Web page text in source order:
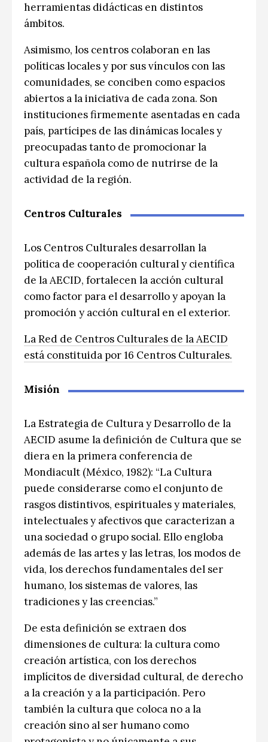
herramientas didácticas en distintos
ámbitos.
Asimismo, los centros colaboran en las
políticas locales y por sus vínculos con las
comunidades, se conciben como espacios
abiertos a la iniciativa de cada zona. Son
instituciones firmemente asentadas en cada
país, partícipes de las dinámicas locales y
preocupadas tanto de promocionar la
cultura española como de nutrirse de la
actividad de la región.
Centros Culturales
Los Centros Culturales desarrollan la
política de cooperación cultural y científica
de la AECID, fortalecen la acción cultural
como factor para el desarrollo y apoyan la
promoción y acción cultural en el exterior.
La Red de Centros Culturales de la AECID
está constituida por 16 Centros Culturales.
Misión
La Estrategia de Cultura y Desarrollo de la
AECID asume la definición de Cultura que se
diera en la primera conferencia de
Mondiacult (México, 1982): “La Cultura
puede considerarse como el conjunto de
rasgos distintivos, espirituales y materiales,
intelectuales y afectivos que caracterizan a
una sociedad o grupo social. Ello engloba
además de las artes y las letras, los modos de
vida, los derechos fundamentales del ser
humano, los sistemas de valores, las
tradiciones y las creencias.”
De esta definición se extraen dos
dimensiones de cultura: la cultura como
creación artística, con los derechos
implícitos de diversidad cultural, de derecho
a la creación y a la participación. Pero
también la cultura que coloca no a la
creación sino al ser humano como